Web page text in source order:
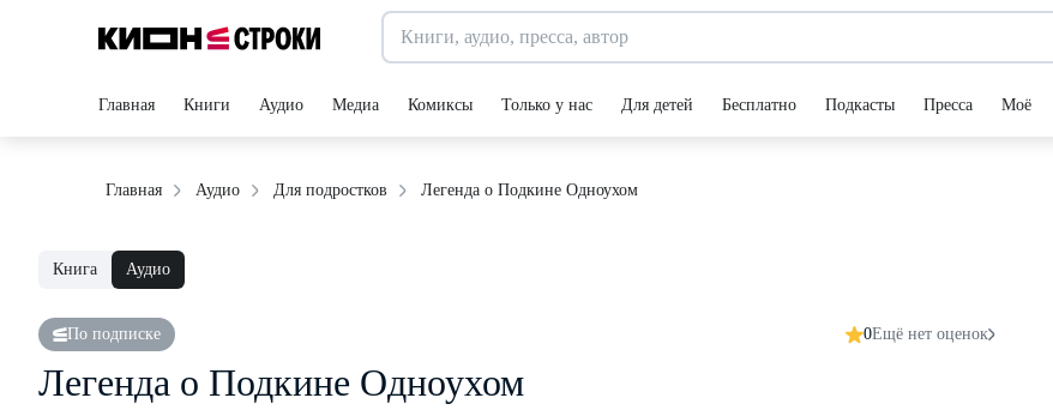
Главная Книги Аудио Медиа Комиксы Только у нас Для детей Бесплатно Подкасты Пресса Моё
Главная Аудио Для подростков Легенда о Подкине Одноухом
Книга Аудио
По подписке 0Ещё нет оценок
Легенда о Подкине Одноухом